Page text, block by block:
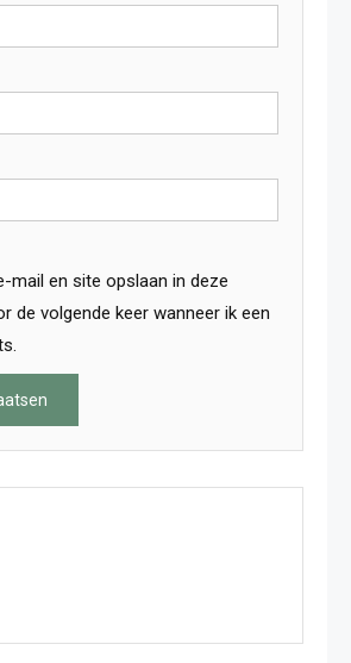
mail en site opslaan in deze
de volgende keer wanneer ik een